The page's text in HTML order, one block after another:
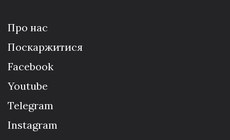
Про нас
Поскаржитися
Facebook
Youtube
Telegram
Instagram